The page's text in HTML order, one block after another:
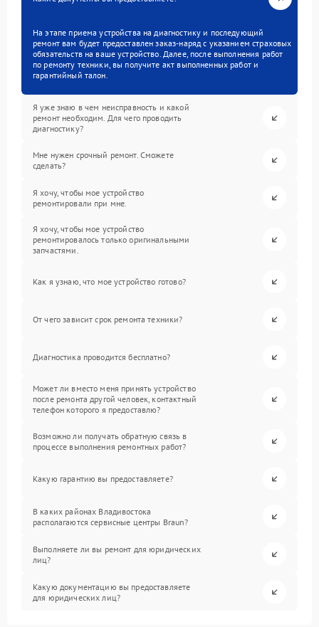
На этапе приема устройства на диагностику и последующий
ремонт вам будет предоставлен заказ-наряд с указанием страховых
обязательств на ваше устройство. Далее, после выполнения работ
по ремонту техники, вы получите акт выполненных работ и
гарантийный талон.
Я уже знаю в чем неисправность и какой
ремонт необходим. Для чего проводить
диагностику?
Мне нужен срочный ремонт. Сможете
сделать?
Я хочу, чтобы мое устройство
ремонтировали при мне.
Я хочу, чтобы мое устройство
ремонтировалось только оригинальными
запчастями.
Как я узнаю, что мое устройство готово?
От чего зависит срок ремонта техники?
Диагностика проводится бесплатно?
Может ли вместо меня принять устройство
после ремонта другой человек, контактный
телефон которого я предоставлю?
Возможно ли получать обратную связь в
процессе выполнения ремонтных работ?
Какую гарантию вы предоставляете?
В каких районах Владивостока
располагаются сервисные центры Braun?
Выполняете ли вы ремонт для юридических
лиц?
Какую документацию вы предоставляете
для юридических лиц?